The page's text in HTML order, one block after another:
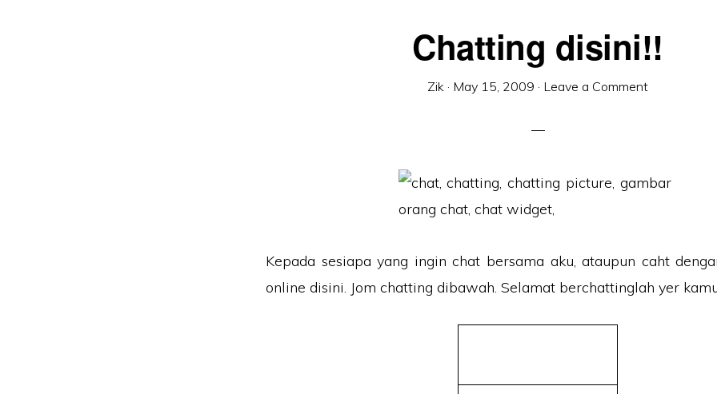
Chatting disini!!
Zik · May 15, 2009 · Leave a Comment
Kepada sesiapa yang ingin chat bersama aku, ataupun caht
online disini. Jom chatting dibawah. Selamat berchattinglah yer